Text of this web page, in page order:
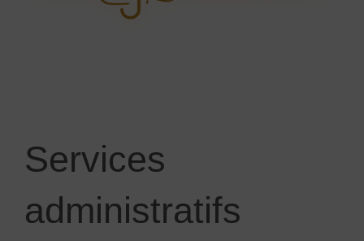
Services
administratifs